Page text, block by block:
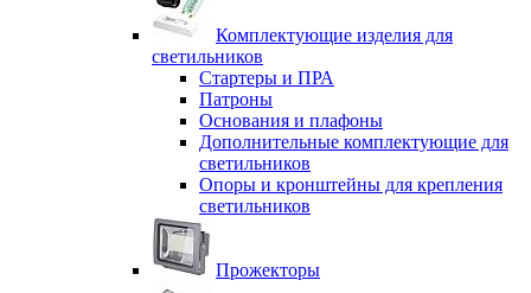
Комплектующие изделия для
светильников
Стартеры и ПРА
Патроны
Основания и плафоны
Дополнительные комплектующие для
светильников
Опоры и кронштейны для крепления
светильников
Прожекторы